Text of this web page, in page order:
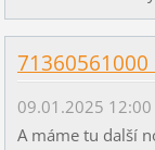
71360561000
09.01.2025 12:00
A máme tu další